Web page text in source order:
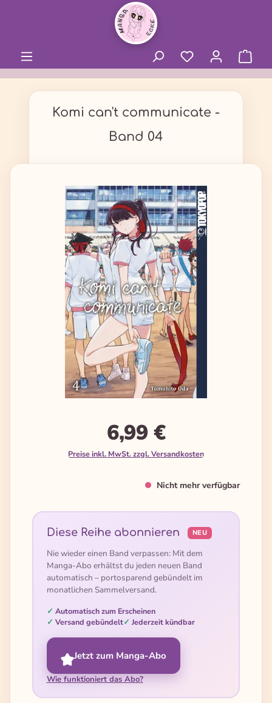
Komi can't communicate -
Band 04
Bildergalerie überspringen
6,99 €
Preise inkl. MwSt. zzgl. Versandkosten
Nicht mehr verfügbar
Diese Reihe abonnieren NEU
Nie wieder einen Band verpassen: Mit dem
Manga-Abo erhältst du jeden neuen Band
automatisch – portosparend gebündelt im
monatlichen Sammelversand.
Automatisch zum Erscheinen
Versand gebündelt
Jederzeit kündbar
Jetzt zum Manga-Abo
Wie funktioniert das Abo?